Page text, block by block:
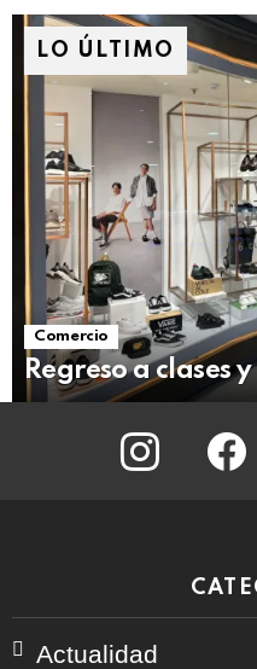
LO ÚLTIMO
Comercio
Regreso a clases
instagram
Actualidad